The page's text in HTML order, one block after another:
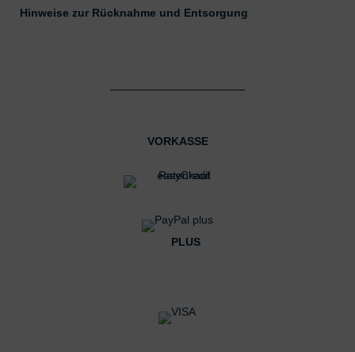
Hinweise zur Rücknahme und Entsorgung
VORKASSE
PLUS